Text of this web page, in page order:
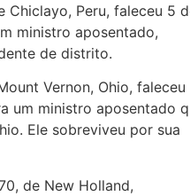
Chiclayo, Peru, faleceu 5
ministro aposentado,
de distrito.
Vernon, Ohio, faleceu
um ministro aposentado
Ele sobreviveu por sua
de New Holland,